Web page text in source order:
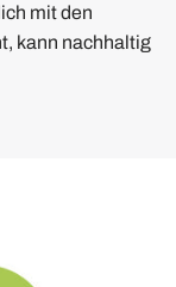
mit den
kann nachhaltig